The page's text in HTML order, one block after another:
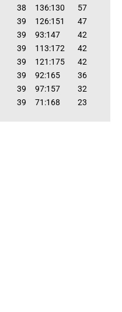
38 136:130
57
39 126:151
47
39 93:147
42
39 113:172
42
39 121:175
42
39 92:165
36
39 97:157
32
39 71:168 23